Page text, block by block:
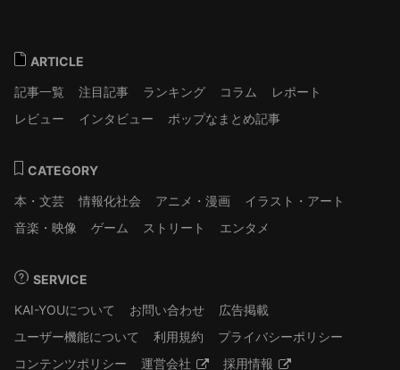
ARTICLE
記事一覧
注目記事 ランキング コラム
レポート
レビュー
インタビュー ポップなまとめ記事
CATEGORY
本・文芸
情報化社会 アニメ・漫画
イラスト・アート
音楽・映像
ゲーム ストリート エンタメ
SERVICE
KAI-YOUについて
お問い合わせ
広告掲載
ユーザー機能について
利用規約
プライバシーポリシー
コンテンツポリシー
運営会社 採用情報